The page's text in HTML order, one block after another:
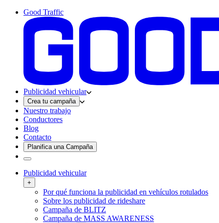
Good Traffic
Publicidad vehicular
Crea tu campaña
Nuestro trabajo
Conductores
Blog
Contacto
Planifica una Campaña
Publicidad vehicular
+
Por qué funciona la publicidad en vehículos rotulados
Sobre los publicidad de rideshare
Campaña de BLITZ
Campaña de MASS AWARENESS